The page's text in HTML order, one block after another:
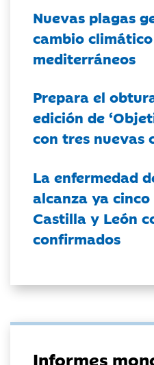
Nuevas plagas
cambio
mediterráneos
Prepara el
edición de
con tres nuevas
La enfermedad
alcanza ya
Castilla y León
confirmados
Informes